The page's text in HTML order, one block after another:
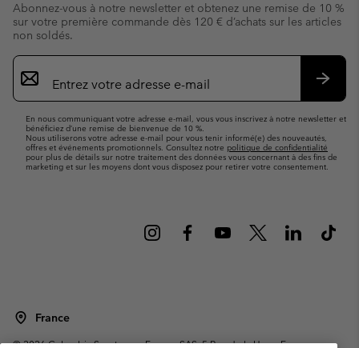
Abonnez-vous à notre newsletter et obtenez une remise de 10 %
sur votre première commande dès 120 € d’achats sur les articles
non soldés.
Inscription
par
e-
En nous communiquant votre adresse e-mail, vous vous inscrivez à notre newsletter et
bénéficiez d’une remise de bienvenue de 10 %.
Nous utiliserons votre adresse e-mail pour vous tenir informé(e) des nouveautés,
offres et événements promotionnels. Consultez notre politique de confidentialité
pour plus de détails sur notre traitement des données vous concernant à des fins de
marketing et sur les moyens dont vous disposez pour retirer votre consentement.
France
©2026Columbia Sportswear Europe SAS. 5 Rue de la Haye, Espace